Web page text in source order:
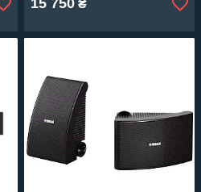
15 750 ₴